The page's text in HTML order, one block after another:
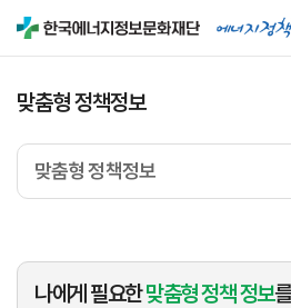
맞춤형 정책정보
맞춤형 정책정보
나에게 필요한맞춤형 정책 정보